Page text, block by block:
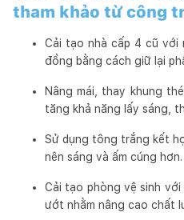
tham khảo từ công
Cải tạo nhà cấp 4 cũ với
đồng bằng cách giữ lại
Nâng mái, thay khung
tăng khả năng lấy sáng,
Sử dụng tông trắng kết
nên sáng và ấm cúng hơn.
Cải tạo phòng vệ sinh
ướt nhằm nâng cao chất